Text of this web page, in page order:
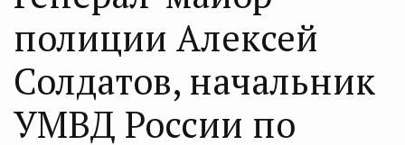
полиции Алексей
Солдатов, начальник
УМВД России по